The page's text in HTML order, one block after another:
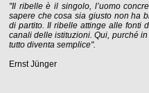
"Il ribelle è il singolo, l’uomo
sapere che cosa sia giusto non ha
di partito. Il ribelle attinge alle fonti
canali delle istituzioni. Qui, purché
tutto diventa semplice".
Ernst Jünger